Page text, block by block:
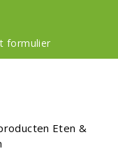
formulier
Eten &